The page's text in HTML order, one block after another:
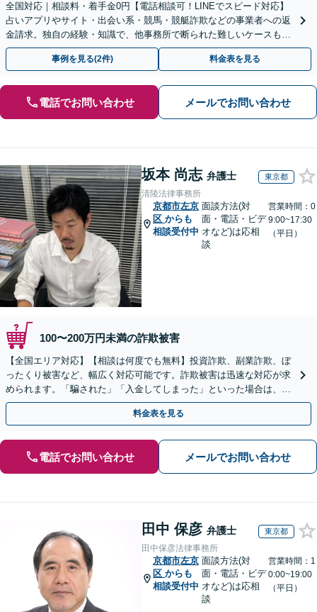
全国対応｜相談料・着手金0円【電話相談可！LINEでスピード対応】
占いアプリやサイト・出会い系・競馬・競艇詐欺などの事業者への返
金請求。独自の経験・知識で、他事務所で断られた難しいケースも解
決に導いた実績あり。まずはお気軽にご相談ください
事例を見る(2件) 料金表を見る
電話でお問い合わせ メールでお問い合わせ
坂本 尚志 弁護士 東京都
清陵法律事務所
京都市左京
区 からも
相談受付中
面談方法(対
面・電話・ビデ
オなど)は応相
談
営業時間：0
9:00~17:30
（平日）
100〜200万円未満の詐欺被害
【全国エリア対応】【相談は何度でも無料】投資詐欺、副業詐欺、ぼ
ったくり被害など、幅広く対応可能です。詐欺被害は迅速な対応が求
められます。「騙された」「入金してしまった」といった場合は、お
早めにご相談ください。【電話・メール・WEB相談可】
料金表を見る
電話でお問い合わせ メールでお問い合わせ
田中 保彦 弁護士 東京都
田中保彦法律事務所
京都市左京
区 からも
相談受付中
面談方法(対
面・電話・ビデ
オなど)は応相
談
営業時間：1
0:00~19:00
（平日）